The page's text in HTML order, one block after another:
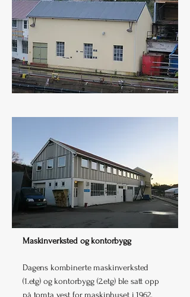
Maskinverksted og kontorbygg
Dagens kombinerte maskinverksted
(1.etg) og kontorbygg (2.etg) ble satt opp
på tomta vest for maskinhuset i 1962.